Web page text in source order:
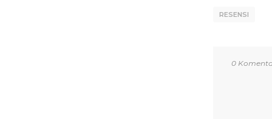
RESENSI
0